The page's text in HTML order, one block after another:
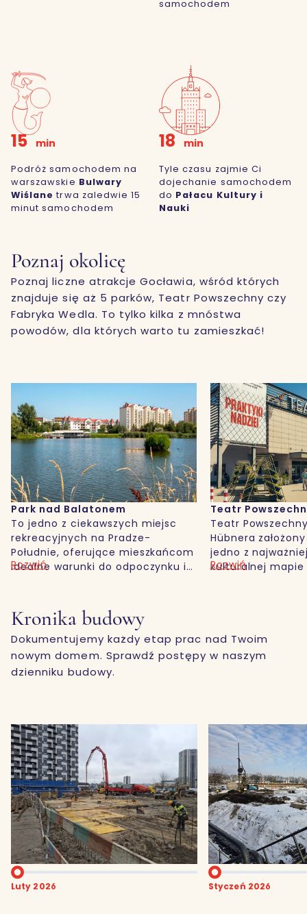
samochodem
15 min
Podróż samochodem na
warszawskie Bulwary
Wiślane trwa zaledwie 15
minut samochodem
18 min
Tyle czasu zajmie Ci
dojechanie samochodem
do Pałacu Kultury i
Nauki
Poznaj okolicę
Poznaj liczne atrakcje Gocławia, wśród których
znajduje się aż 5 parków, Teatr Powszechny czy
Fabryka Wedla. To tylko kilka z mnóstwa
powodów, dla których warto tu zamieszkać!
Teatr Powszechny
Teatr Powszechny im. Zygmunta
Hübnera założony w 1944 roku to
jedno z najważniejszych miejsc na
kulturalnej mapie Warszawy.
nowoczesnego podejścia do
sztuki, od lat przyciąga
miłośników teatru spragnionych
emocji i głębokich refleksji.
Rozwiń
Park
Słynny park z
jeden z
zabytkowych
Warszawie.
nich mają ponad
Rozwiń
Kronika budowy
Dokumentujemy każdy etap prac nad Twoim
nowym domem. Sprawdź postępy w naszym
dzienniku budowy.
Styczeń 2026
Grudzień 2025